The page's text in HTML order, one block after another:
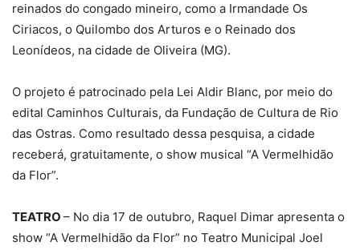
reinados do congado mineiro, como a Irmandade Os
Ciriacos, o Quilombo dos Arturos e o Reinado dos
Leonídeos, na cidade de Oliveira (MG).
O projeto é patrocinado pela Lei Aldir Blanc, por meio do
edital Caminhos Culturais, da Fundação de Cultura de Rio
das Ostras. Como resultado dessa pesquisa, a cidade
receberá, gratuitamente, o show musical “A Vermelhidão
da Flor”.
TEATRO – No dia 17 de outubro, Raquel Dimar apresenta o
show “A Vermelhidão da Flor” no Teatro Municipal Joel